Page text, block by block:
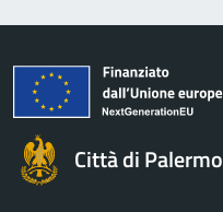
Città di Palermo